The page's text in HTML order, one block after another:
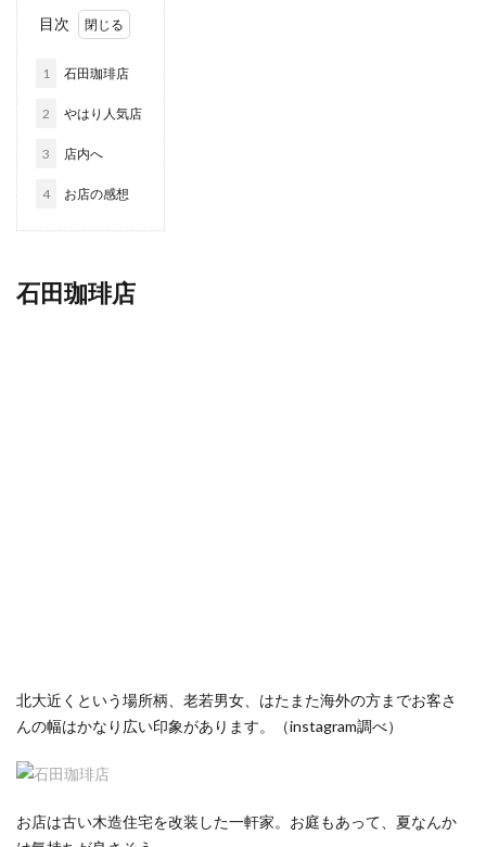
目次
1 石田珈琲店
2 やはり人気店
3 店内へ
4 お店の感想
石田珈琲店
北大近くという場所柄、老若男女、はたまた海外の方までお客さ
んの幅はかなり広い印象があります。（instagram調べ）
お店は古い木造住宅を改装した一軒家。お庭もあって、夏なんか